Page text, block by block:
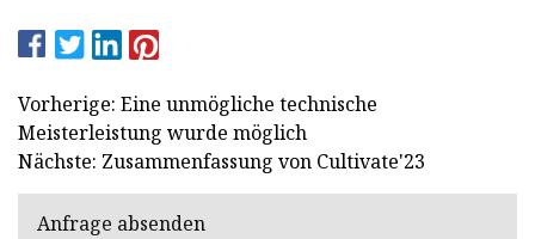
Vorherige: Eine unmögliche technische
Meisterleistung wurde möglich
Nächste: Zusammenfassung von Cultivate'23
Anfrage absenden